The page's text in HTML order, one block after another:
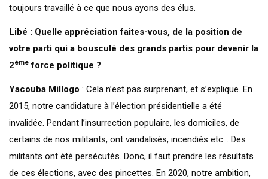
toujours travaillé à ce que nous ayons des élus.
Libé : Quelle appréciation faites-vous, de la position de
votre parti qui a bousculé des grands partis pour devenir la
2ème force politique ?
Yacouba Millogo : Cela n’est pas surprenant, et s’explique. En
2015, notre candidature à l’élection présidentielle a été
invalidée. Pendant l’insurrection populaire, les domiciles, de
certains de nos militants, ont vandalisés, incendiés etc… Des
militants ont été persécutés. Donc, il faut prendre les résultats
de ces élections, avec des pincettes. En 2020, notre ambition,